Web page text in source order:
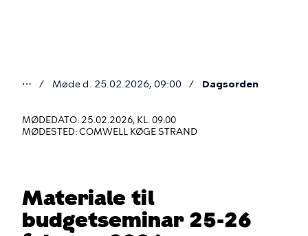
er
her
⋯ Møde d. 25.02.2026, 09:00 Dagsorden
MØDEDATO: 25.02.2026, KL. 09:00
MØDESTED: COMWELL KØGE STRAND
Materiale til
budgetseminar 25-26